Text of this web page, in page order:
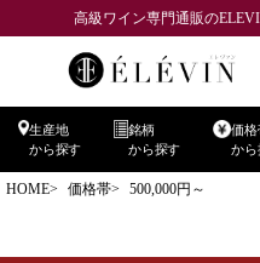
高級ワイン専門通販の
生産地
から探す
銘柄
から探す
価格
から
HOME 価格帯 500,000円～
商品番号
在庫なし商品
在庫なし商品を表示し